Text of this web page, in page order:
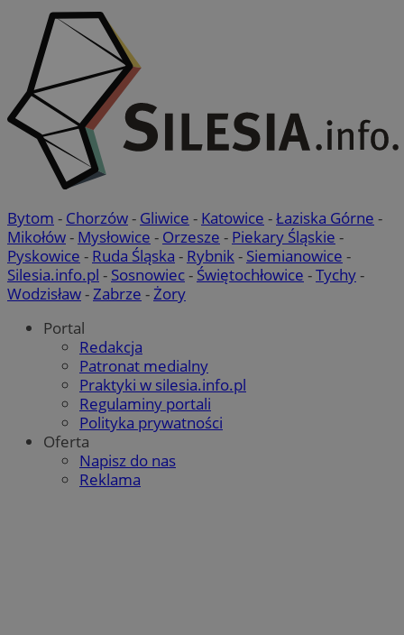
Bytom - Chorzów- Gliwice - Katowice -Łaziska Górne -
Mikołów- Mysłowice - Orzesze - Piekary Śląskie -
Pyskowice - Ruda Śląska - Rybnik- Siemianowice -
Silesia.info.pl - Sosnowiec- Świętochłowice -Tychy-
Wodzisław-Zabrze -Żory
Portal
Redakcja
Patronat medialny
Praktyki w silesia.info.pl
Regulaminy portali
Polityka prywatności
Oferta
Napisz do nas
Reklama